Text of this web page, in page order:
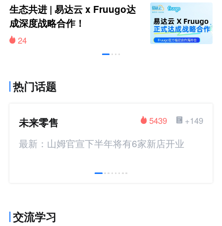
生态共进 | 易达云 x Fruugo达
成深度战略合作！
24
热门话题
未来零售 +149
5439
最新：山姆官宣下半年将有6家新店开业
交流学习